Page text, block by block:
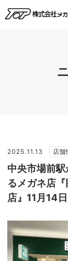
2025.11.13 店舗
中央市場前
るメガネ店
店』11月14